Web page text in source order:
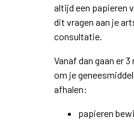
altijd een papieren
dit vragen aan je
consultatie.
Vanaf dan gaan er
om je
afhalen:
papieren